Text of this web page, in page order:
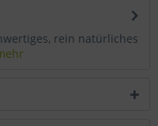
rein natürliches